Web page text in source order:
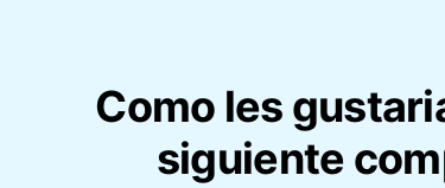
Como les
siguiente